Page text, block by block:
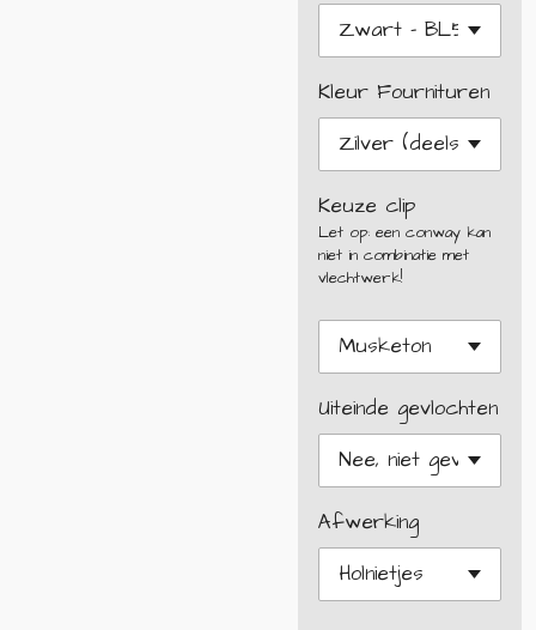
Kleur Fournituren
Keuze clip
Let op: een conway kan
niet in combinatie met
vlechtwerk!
Uiteinde gevlochten
Afwerking